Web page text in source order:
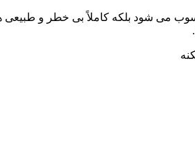
می شود بلکه کاملاً بی خطر و طبیعی